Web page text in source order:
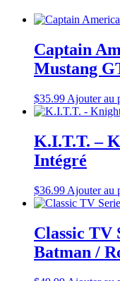
Captain
Mustang
$35.99 Ajouter au
K.I.T.T. –
Intégré
$36.99 Ajouter au
Classic TV
Batman /